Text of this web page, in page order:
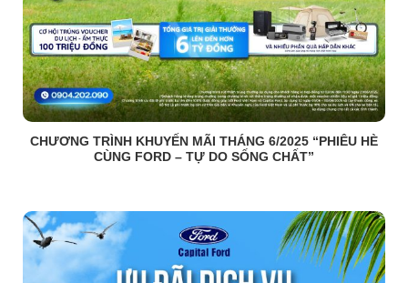
CHƯƠNG TRÌNH KHUYẾN MÃI THÁNG 6/2025 “PHIÊU HÈ
CÙNG FORD – TỰ DO SỐNG CHẤT”